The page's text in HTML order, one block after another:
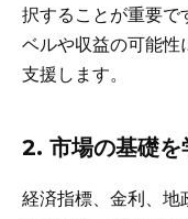
択することが重要
ベルや収益の可能性
支援します。
2. 市場の基礎を
経済指標、金利、地